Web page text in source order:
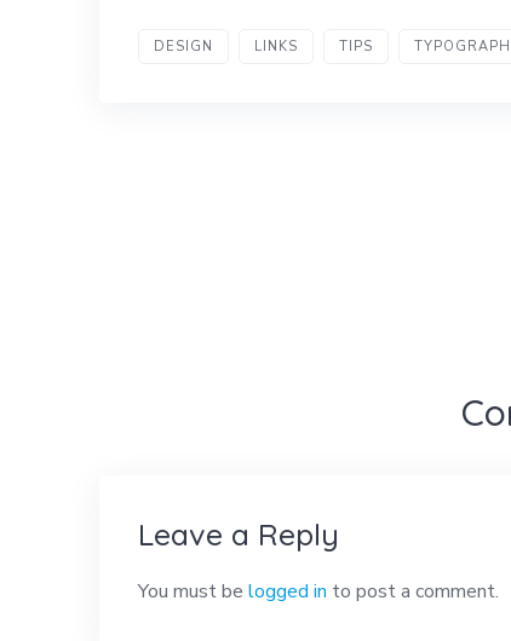
DESIGN LINKS TIPS
Leave a Reply
You must belogged in to post a comment.